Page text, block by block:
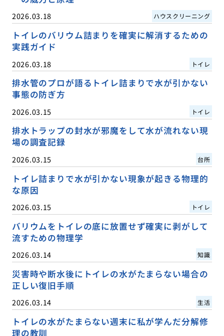
2026.03.18 ハウスクリーニング
トイレのバリウム詰まりを確実に解消するための
実践ガイド
2026.03.18 トイレ
排水管のプロが語るトイレ詰まりで水が引かない
事態の防ぎ方
2026.03.15 トイレ
排水トラップの封水が邪魔をして水が流れない現
場の調査記録
2026.03.15 台所
トイレ詰まりで水が引かない現象が起きる物理的
な原因
2026.03.15 トイレ
バリウムをトイレの底に放置せず確実に剥がして
流すための物理学
2026.03.14 知識
災害時や断水後にトイレの水がたまらない場合の
正しい復旧手順
2026.03.14 生活
トイレの水がたまらない週末に私が学んだ分解修
理の教訓